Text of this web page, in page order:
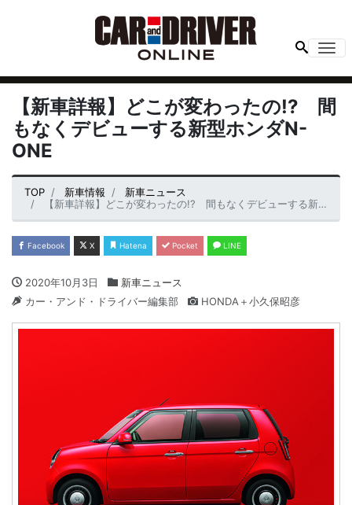
【新車詳報】どこが変わったの!? 間
もなくデビューする新型ホンダN-
ONE
TOP 新車情報
新車ニュース
【新車詳報】どこが変わったの!? 間もなくデビューする新型ホンダN-ONE
Facebook X Hatena Pocket LINE
2020年10月3日
新車ニュース
カー・アンド・ドライバー編集部
HONDA＋小久保昭彦